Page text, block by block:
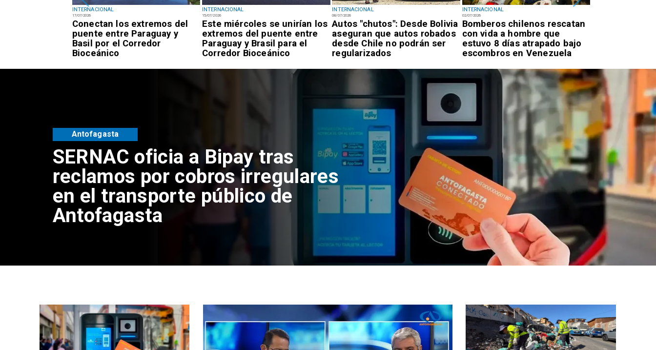
INTERNACIONAL
17/07/2026
Conectan los extremos del
puente entre Paraguay y
Basil por el Corredor
Bioceánico
INTERNACIONAL
15/07/2026
Este miércoles se unirían los
extremos del puente entre
Paraguay y Brasil para el
Corredor Bioceánico
INTERNACIONAL
08/07/2026
Autos "chutos": Desde Bolivia
aseguran que autos robados
desde Chile no podrán ser
regularizados
INTERNACIONAL
02/07/2026
Bomberos chilenos rescatan
con vida a hombre que
estuvo 8 días atrapado bajo
escombros en Venezuela
SERNAC oficia a Bipay tras
reclamos por cobros irregulares
en el transporte público de
Antofagasta
Antofagasta